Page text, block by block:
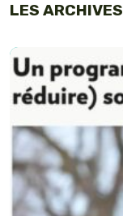
LES ARCHIVES